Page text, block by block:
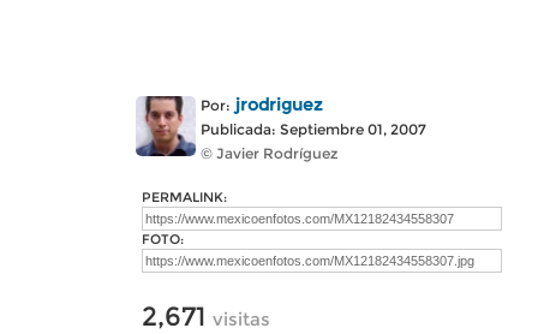
Por: jrodriguez
Publicada: Septiembre 01, 2007
© Javier Rodríguez
PERMALINK:
FOTO:
2,671 visitas